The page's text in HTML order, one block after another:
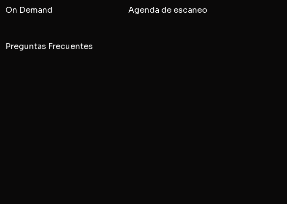
On Demand
Preguntas Frecuentes
Agenda de escaneo